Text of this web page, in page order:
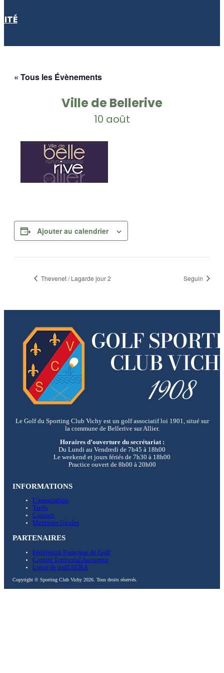
« Tous les Évènements
Ville de Bellerive
10 août
Ajouter au calendrier
Thevenet / Lagarde jour 2 Seguin
Le Golf du Sporting Club Vichy est un golf associatif loi 1901, situé sur
la commune de Bellerive sur Allier.
Horaires d’ouverture du secrétariat :
Du Lundi au Vendredi de 7h45 à 18h00
Le weekend et jours fériés de 7h30 à 18h00
Practice ouvert de 8h00 à 20h00
INFORMATIONS
L’association
Tarifs
Contact
Mentions légales
PARTENAIRES
Fédération Française de Golf
Comité Territorial Auvergne
Ligue de golf AURA
Copyright © Sporting Club Vichy 2026. Tous droits réservés.